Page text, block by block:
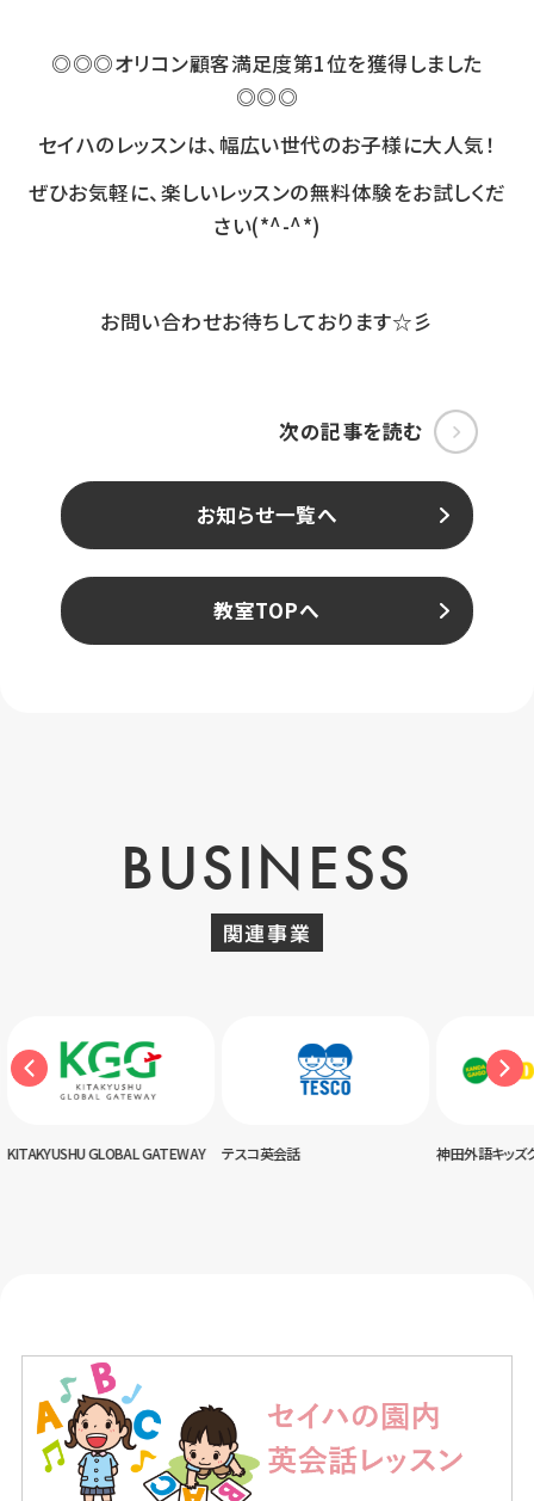
◎◎◎オリコン顧客満足度第1位を獲得しました
◎◎◎
セイハのレッスンは、幅広い世代のお子様に大人気！
ぜひお気軽に、楽しいレッスンの無料体験をお試しくだ
さい(*^-^*)
お問い合わせお待ちしております☆彡
次の記事を読む
お知らせ一覧へ
教室TOPへ
BUSINESS
関連事業
GLOBAL GATEWAY テスコ英会話 神田外語キッズクラブ